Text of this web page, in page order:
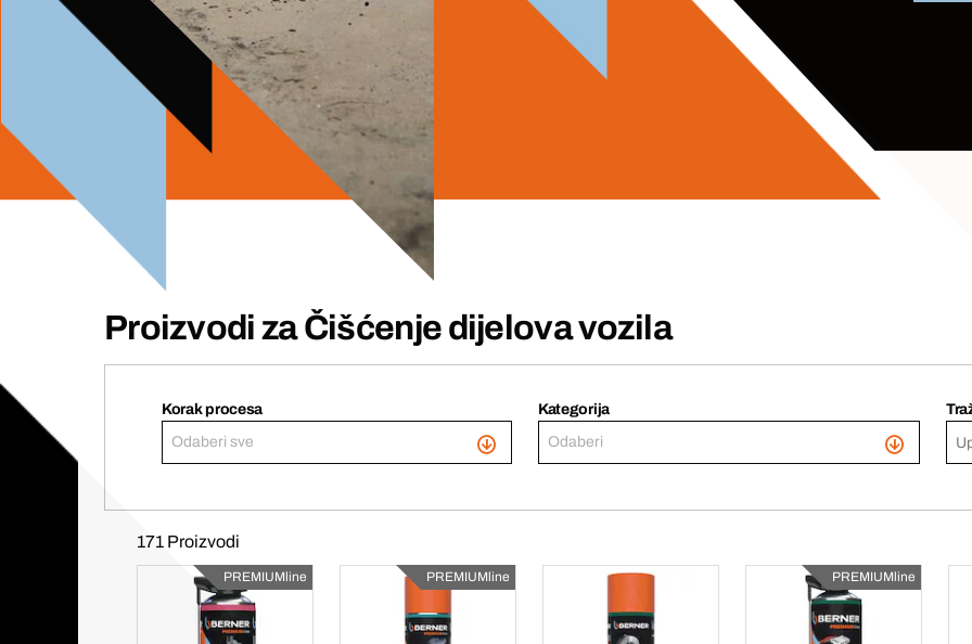
Proizvodi za Čišćenje dijelova vozila
Korak procesa
Odaberi sve
Kategorija
Odaberi
171 Proizvodi
PREMIUMline PREMIUMline PREMIUMline